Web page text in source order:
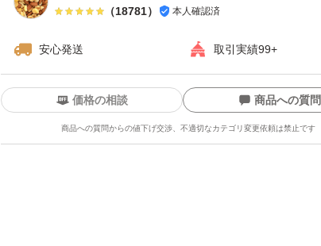
ローカーボ
おつまみ
ミックスナッツ
ギルトフリー
（18781） 本人確認済
安心発送 取引実績99+
価格の相談 商品への質問
商品への質問からの値下げ交渉、不適切なカテゴリ変更依頼は禁止です